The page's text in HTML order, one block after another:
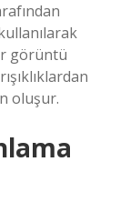
görüntü
oluşur.